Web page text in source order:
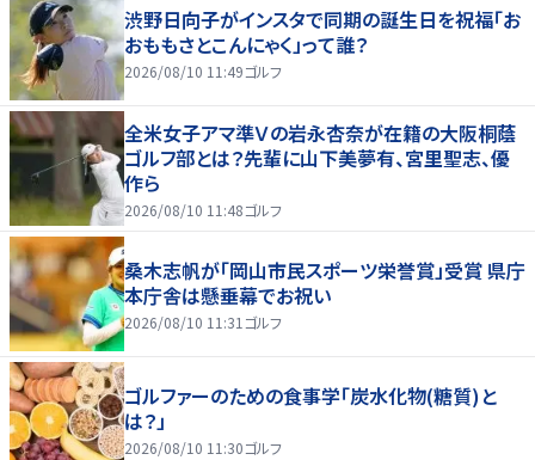
渋野日向子がインスタで同期の誕生日を祝福「お
おももさとこんにゃく」って誰？
2026/08/10 11:49ゴルフ
全米女子アマ準Ｖの岩永杏奈が在籍の大阪桐蔭
ゴルフ部とは？先輩に山下美夢有、宮里聖志、優
作ら
2026/08/10 11:48ゴルフ
桑木志帆が「岡山市民スポーツ栄誉賞」受賞 県庁
本庁舎は懸垂幕でお祝い
2026/08/10 11:31 ゴルフ
ゴルファーのための食事学「炭水化物(糖質)と
は？」
2026/08/10 11:30ゴルフ